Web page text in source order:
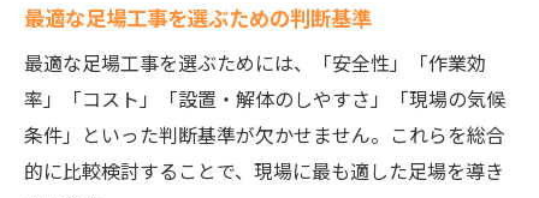
最適な足場工事を選ぶための判断基準
最適な足場工事を選ぶためには、「安全性」「作業効
率」「コスト」「設置・解体のしやすさ」「現場の気候
条件」といった判断基準が欠かせません。これらを総合
的に比較検討することで、現場に最も適した足場を導き